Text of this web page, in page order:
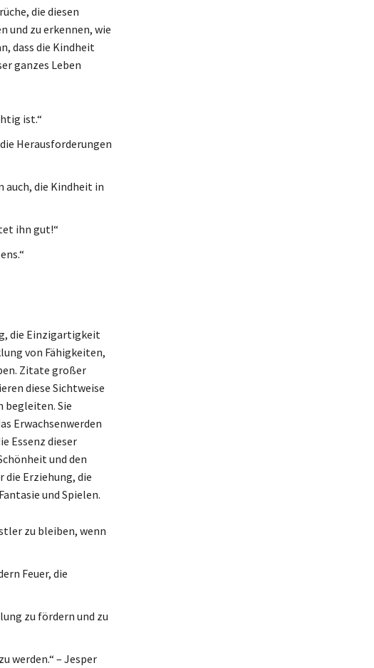
die diesen
und zu erkennen, wie
dass die Kindheit
ganzes Leben
ist.“
Herausforderungen
auch, die Kindheit in
ihn gut!“
die Einzigartigkeit
von Fähigkeiten,
Zitate großer
diese Sichtweise
begleiten. Sie
Erwachsenwerden
Essenz dieser
und den
Erziehung, die
und Spielen.
zu bleiben, wenn
Feuer, die
zu fördern und zu
werden.“ – Jesper